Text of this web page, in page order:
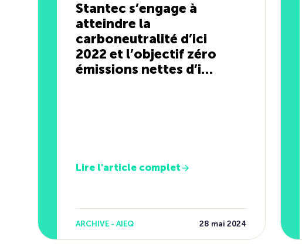
Stantec s’engage à
atteindre la
carboneutralité d’ici
2022 et l’objectif zéro
émissions nettes d’ici
Lire l'article complet
ARCHIVE - AIEQ 28 mai 2024